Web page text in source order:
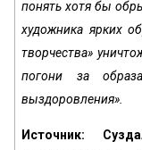
по­нять хотя бы
художника ярких
творчества»
погони за
выздоровления».
Источник: